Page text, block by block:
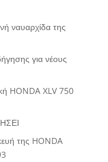
ναυαρχίδα της
για νέους
HONDA XLV 750
της HONDA